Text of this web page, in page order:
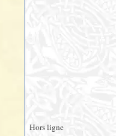
Hors ligne